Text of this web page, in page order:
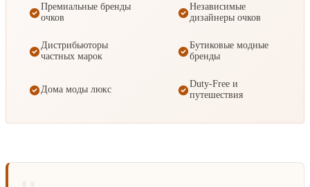
Премиальные бренды
очков
Независимые
дизайнеры очков
Дистрибьюторы
частных марок
Бутиковые модные
бренды
Дома моды люкс
Duty-Free и
путешествия